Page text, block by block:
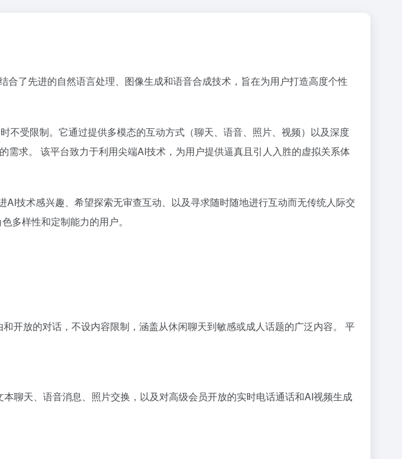
了先进的自然语言处理、图像生成和语音合成技术，旨在为用户打造高度个性
不受限制。它通过提供多模态的互动方式（聊天、语音、照片、视频）以及深度
求。 该平台致力于利用尖端AI技术，为用户提供逼真且引人入胜的虚拟关系体
技术感兴趣、希望探索无审查互动、以及寻求随时随地进行互动而无传统人际交
多样性和定制能力的用户。
开放的对话，不设内容限制，涵盖从休闲聊天到敏感或成人话题的广泛内容。 平
聊天、语音消息、照片交换，以及对高级会员开放的实时电话通话和AI视频生成